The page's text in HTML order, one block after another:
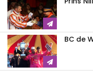
BC de